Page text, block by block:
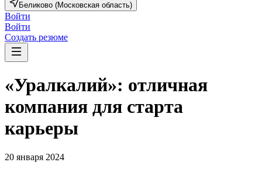
Беликово (Московская область)
Войти
Войти
Создать резюме
«Уралкалий»: отличная
компания для старта
карьеры
20 января 2024